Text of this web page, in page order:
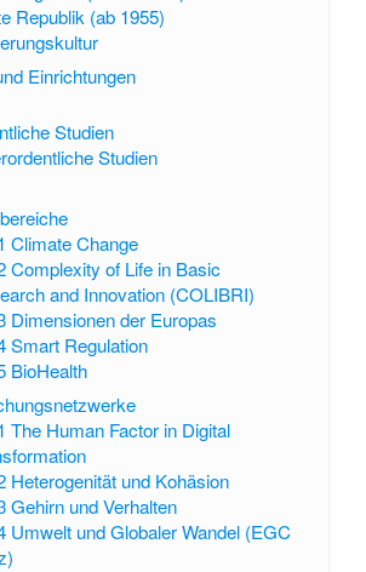
Republik (ab 1955)
Einrichtungen
Studien
Studien
Climate Change
Complexity of Life in Basic
and Innovation (COLIBRI)
Dimensionen der Europas
Smart Regulation
BioHealth
The Human Factor in Digital
Heterogenität und Kohäsion
Gehirn und Verhalten
Umwelt und Globaler Wandel (EGC